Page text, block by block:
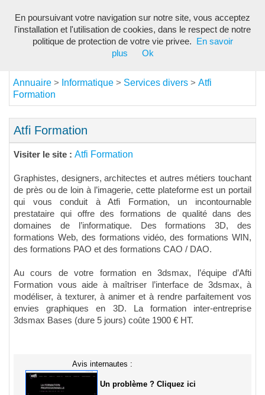
Annuaire > Informatique > Services divers > Atfi
Formation
Atfi Formation
Visiter le site : Atfi Formation
Graphistes, designers, architectes et autres métiers touchant
de près ou de loin à l’imagerie, cette plateforme est un portail
qui vous conduit à Atfi Formation, un incontournable
prestataire qui offre des formations de qualité dans des
domaines de l’informatique. Des formations 3D, des
formations Web, des formations vidéo, des formations WIN,
des formations PAO et des formations CAO / DAO.
Au cours de votre formation en3dsmax, l’équipe d’Afti
Formation vous aide à maîtriser l’interface de 3dsmax, à
modéliser, à texturer, à animer et à rendre parfaitement vos
envies graphiques en 3D. La formation inter-entreprise
3dsmax Bases (dure 5 jours) coûte 1900 € HT.
Avis internautes :
Un problème ? Cliquez ici
En poursuivant votre navigation sur notre site, vous acceptez
l'installation et l'utilisation de cookies, dans le respect de notre
politique de protection de votre vie privee.
En savoir
plus
Ok